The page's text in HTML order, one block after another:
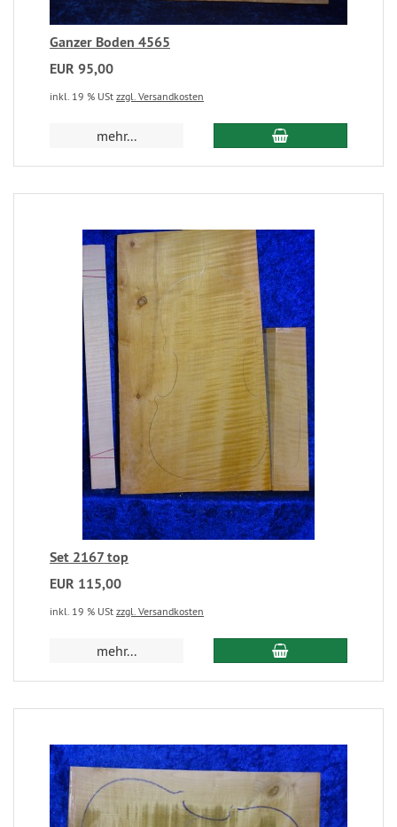
Ganzer Boden 4565
EUR 95,00
inkl. 19 % USt zzgl. Versandkosten
mehr...
Set 2167 top
EUR 115,00
inkl. 19 % USt zzgl. Versandkosten
mehr...